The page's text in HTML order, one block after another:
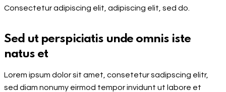
Consectetur adipiscing elit, adipiscing elit, sed do.
Sed ut perspiciatis unde omnis iste
natus et
Lorem ipsum dolor sit amet, consetetur sadipscing elitr,
sed diam nonumy eirmod tempor invidunt ut labore et